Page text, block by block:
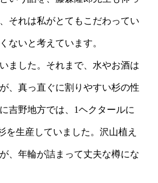
それは私がとてもこだわってい
ないと考えています。
ました。それまで、水やお酒は
、真っ直ぐに割りやすい杉の性
吉野地方では、1ヘクタールに
を生産していました。沢山植え
、年輪が詰まって丈夫な樽にな